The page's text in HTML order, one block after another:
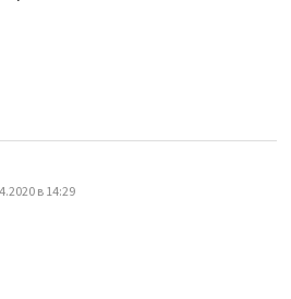
в 14:29